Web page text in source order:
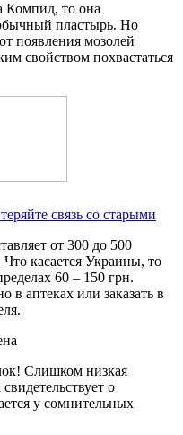
Компид, то она
пластырь. Но
появления мозолей
свойством похвастаться
связь со старыми
от 300 до 500
касается Украины, то
60 – 150 грн.
в аптеках или заказать в
Слишком низкая
о
у сомнительных